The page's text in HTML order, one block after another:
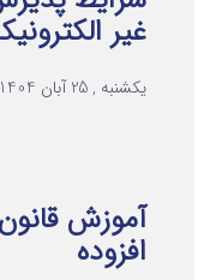
غیر
یکشنبه , 25 آبان 1404
آموزش
افزوده